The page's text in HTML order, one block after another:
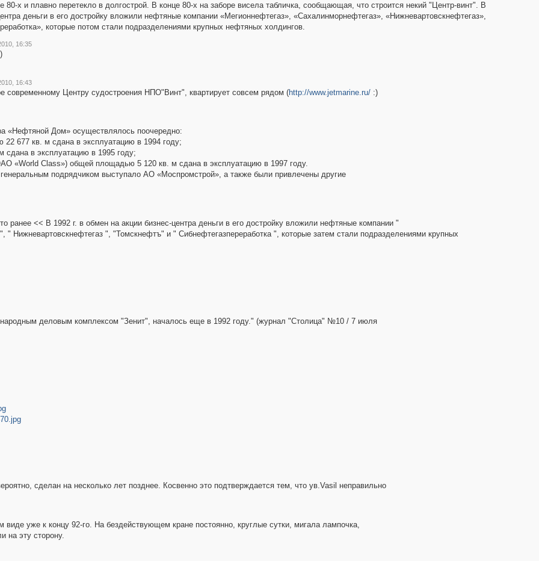
80-x и плавно перетекло в долгострой. В конце 80-x на заборе висела табличка, сообщающая, что строится некий "Центр-винт". В
деньги в его достройку вложили нефтяные компании «Мегионнефтегаз», «Сахалинморнефтегаз», «Нижневартовскнефтегаз»,
которые потом стали подразделениями крупных нефтяных холдингов.
16:35
16:43
современному Центру судостроения НПО"Винт", квартирует совсем рядом (http://www.jetmarine.ru/:)
«Нефтяной Дом» осуществлялось поочередно:
677 кв. м сдана в эксплуатацию в 1994 году;
в эксплуатацию в 1995 году;
«World Class») общей площадью 5 120 кв. м сдана в эксплуатацию в 1997 году.
подрядчиком выступало АО «Моспромстрой», а также были привлечены другие
ранее << В 1992 г. в обмен на акции бизнес-центра деньги в его достройку вложили нефтяные компании "
" Нижневартовскнефтегаз ", "Томскнефтъ" и " Сибнефтегазпереработка ", которые затем стали подразделениями крупных
деловым комплексом "Зенит", началось еще в 1992 году." (журнал "Столица" №10 / 7 июля
сделан на несколько лет позднее. Косвенно это подтверждается тем, что ув.Vasil неправильно
уже к концу 92-го. На бездействующем кране постоянно, круглые сутки, мигала лампочка,
на эту сторону.